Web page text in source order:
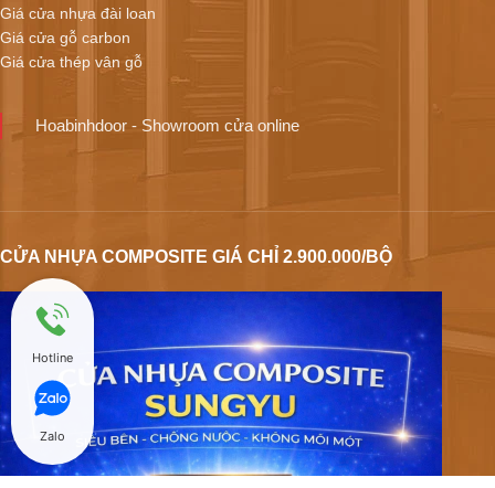
Giá cửa nhựa đài loan
Giá cửa gỗ carbon
Giá cửa thép vân gỗ
Hoabinhdoor - Showroom cửa online
CỬA NHỰA COMPOSITE GIÁ CHỈ 2.900.000/BỘ
Hotline
Zalo